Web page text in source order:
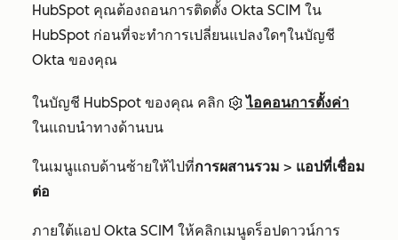
HubSpot คุณต้องถอนการติดตั้ง Okta SCIM ใน
HubSpot ก่อนที่จะทำการเปลี่ยนแปลงใดๆในบัญชี
Okta ของคุณ
ในบัญชี HubSpot ของคุณ คลิก
ไอคอนการตั้งค่า
ในแถบนำทางด้านบน
ในเมนูแถบด้านซ้ายให้ไปที่การผสานรวม > แอปที่เชื่อม
ต่อ
ภายใต้แอป Okta SCIM ให้คลิกเมนูดร็อปดาวน์การ